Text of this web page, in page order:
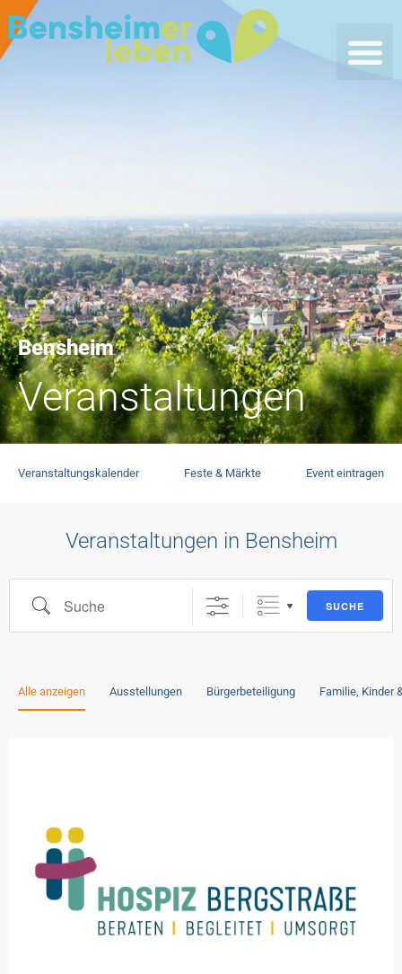
Bensheim
Veranstaltungen
Veranstaltungskalender Feste & Märkte Event eintragen
Veranstaltungen in Bensheim
SUCHE
Alle anzeigen Ausstellungen Bürgerbeteiligung Familie, Kinder